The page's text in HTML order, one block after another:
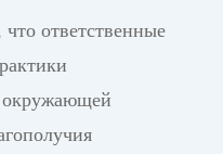
ответственные
окружающей